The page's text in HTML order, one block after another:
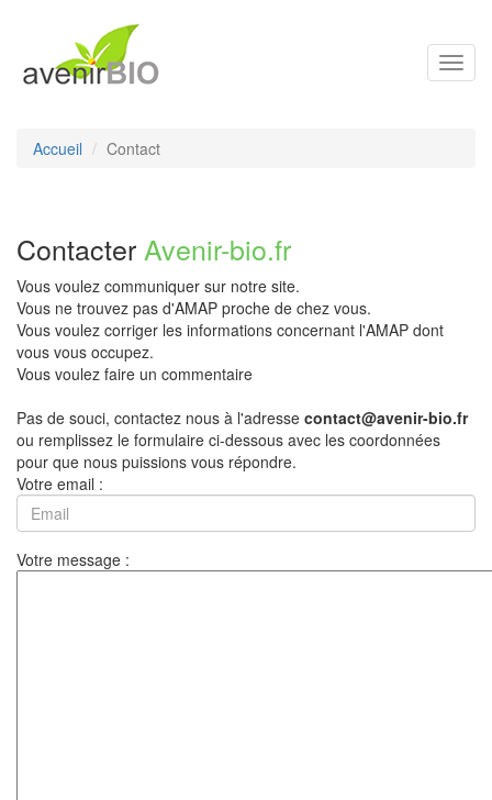
Accueil Contact
Contacter Avenir-bio.fr
Vous voulez communiquer sur notre site.
Vous ne trouvez pas d'AMAP proche de chez vous.
Vous voulez corriger les informations concernant l'AMAP dont
vous vous occupez.
Vous voulez faire un commentaire
Pas de souci, contactez nous à l'adresse contact@avenir-bio.fr
ou remplissez le formulaire ci-dessous avec les coordonnées
pour que nous puissions vous répondre.
Votre email :
Votre message :